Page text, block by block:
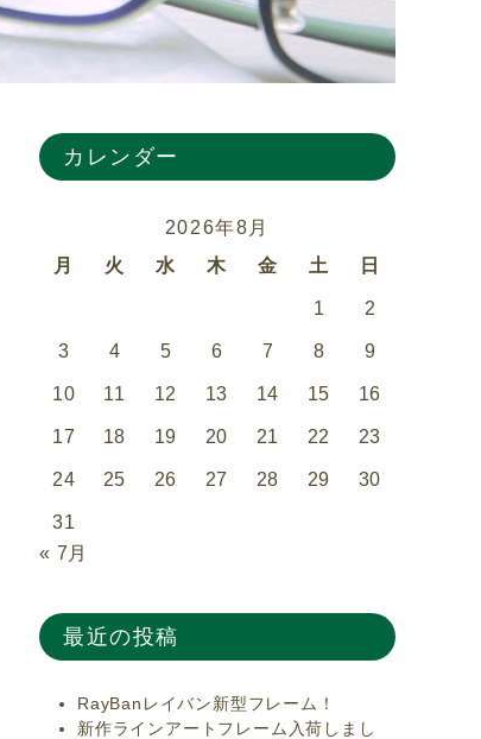
カレンダー
2026年8月
月
火 水 木 金 土 日
1 2
3 4 5 6 7 8 9
10 11 12 13 14 15 16
17 18 19 20 21 22 23
24 25 26 27 28 29 30
31
« 7月
最近の投稿
RayBanレイバン新型フレーム！
新作ラインアートフレーム入荷しまし